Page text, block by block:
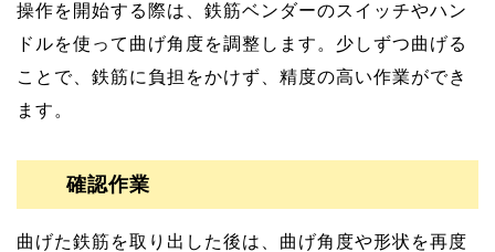
操作を開始する際は、鉄筋ベンダーのスイッチやハン
ドルを使って曲げ角度を調整します。少しずつ曲げる
ことで、鉄筋に負担をかけず、精度の高い作業ができ
ます。
確認作業
曲げた鉄筋を取り出した後は、曲げ角度や形状を再度